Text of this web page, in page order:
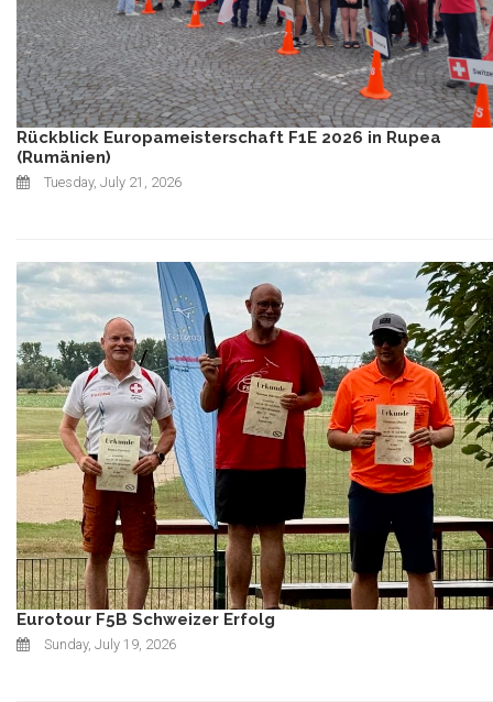
Rückblick Europameisterschaft F1E 2026 in Rupea
(Rumänien)
Tuesday, July 21, 2026
Eurotour F5B Schweizer Erfolg
Sunday, July 19, 2026